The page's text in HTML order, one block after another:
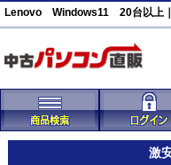
Lenovo Windows11 20台以上｜
激